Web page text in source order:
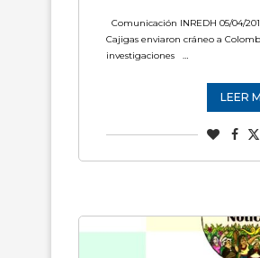
Comunicación INREDH 05/04/
Cajigas enviaron cráneo a
investigaciones …
LEER